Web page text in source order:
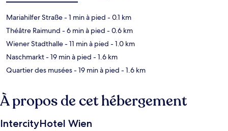
Mariahilfer Straße- 1 min à pied - 0.1 km
Théâtre Raimund - 6 min à pied - 0.6 km
Wiener Stadthalle- 11 min à pied - 1.0 km
Naschmarkt- 19 min à pied - 1.6 km
Quartier des musées- 19 min à pied - 1.6 km
À propos de cet hébergement
IntercityHotel Wien